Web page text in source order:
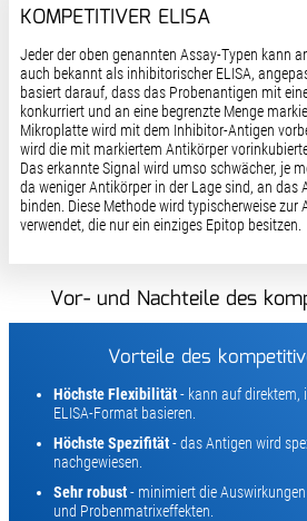
KOMPETITIVER ELISA
Jeder der oben genannten Assay-Typen kann
auch bekannt als inhibitorischer ELISA,
basiert darauf, dass das Probenantigen mit
konkurriert und an eine begrenzte Menge
Mikroplatte wird mit dem Inhibitor-Antigen
wird die mit markiertem Antikörper
Das erkannte Signal wird umso schwächer, je
da weniger Antikörper in der Lage sind, an das
binden. Diese Methode wird typischerweise zur
verwendet, die nur ein einziges Epitop besitzen.
Vor- und Nachteile des
Vorteile des
Höchste Flexibilität- kann auf direktem,
ELISA-Format basieren.
Höchste Spezifität- das Antigen wird
nachgewiesen.
Sehr robust- minimiert die
und Probenmatrixeffekten.